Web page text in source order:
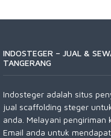
INDOSTEGER – JUAL &
TANGERANG
Indosteger adalah situs
jual scaffolding steger
anda. Melayani pengiriman
Email anda untuk